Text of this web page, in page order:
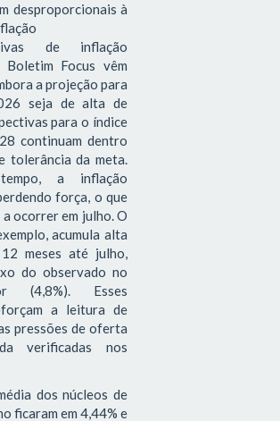
desproporcionais à
de inflação
Boletim Focus vêm
a projeção para
seja de alta de
para o índice
continuam dentro
tolerância da meta.
a inflação
força, o que
ocorrer em julho. O
acumula alta
meses até julho,
do observado no
(4,8%). Esses
a leitura de
pressões de oferta
verificadas nos
dos núcleos de
ficaram em 4,44% e